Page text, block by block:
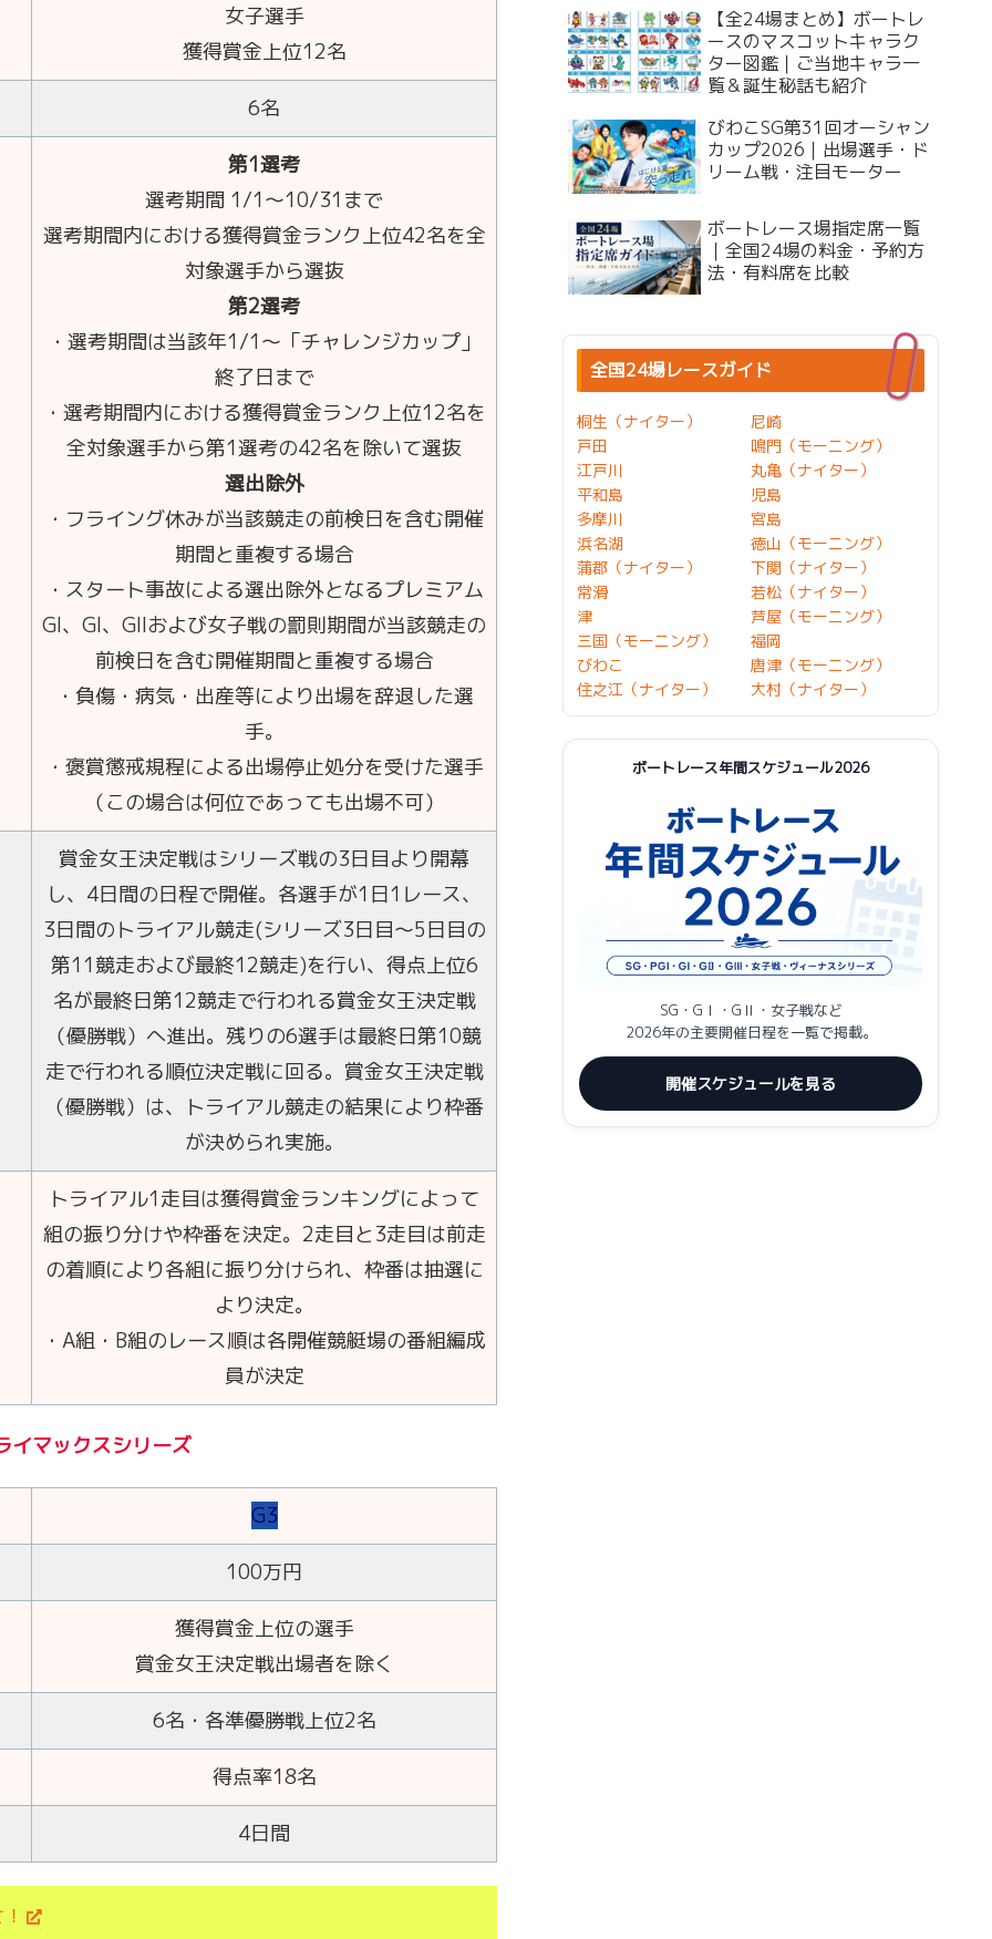
女子選手
獲得賞金上位12名
6名
第1選考
選考期間 1/1～10/31まで
選考期間内における獲得賞金ランク上位42名を全
対象選手から選抜
第2選考
・選考期間は当該年1/1～「チャレンジカップ」
終了日まで
・選考期間内における獲得賞金ランク上位12名を
全対象選手から第1選考の42名を除いて選抜
選出除外
・フライング休みが当該競走の前検日を含む開催
期間と重複する場合
・スタート事故による選出除外となるプレミアム
GI、GI、GIIおよび女子戦の罰則期間が当該競走の
前検日を含む開催期間と重複する場合
・負傷・病気・出産等により出場を辞退した選
手。
・褒賞懲戒規程による出場停止処分を受けた選手
（この場合は何位であっても出場不可）
賞金女王決定戦はシリーズ戦の3日目より開幕
し、4日間の日程で開催。各選手が1日1レース、
3日間のトライアル競走(シリーズ3日目～5日目の
第11競走および最終12競走)を行い、得点上位6
名が最終日第12競走で行われる賞金女王決定戦
（優勝戦）へ進出。残りの6選手は最終日第10競
走で行われる順位決定戦に回る。賞金女王決定戦
（優勝戦）は、トライアル競走の結果により枠番
が決められ実施。
トライアル1走目は獲得賞金ランキングによって
組の振り分けや枠番を決定。2走目と3走目は前走
の着順により各組に振り分けられ、枠番は抽選に
より決定。
・A組・B組のレース順は各開催競艇場の番組編成
員が決定
イマックスシリーズ
G3
100万円
獲得賞金上位の選手
賞金女王決定戦出場者を除く
6名・各準優勝戦上位2名
得点率18名
4日間
【全24場まとめ】ボートレ
ースのマスコットキャラク
ター図鑑｜ご当地キャラ一
覧＆誕生秘話も紹介
びわこSG第31回オーシャン
カップ2026｜出場選手・ド
リーム戦・注目モーター
ボートレース場指定席一覧
｜全国24場の料金・予約方
法・有料席を比較
全国24場レースガイド
桐生（ナイター）
戸田
江戸川
平和島
多摩川
浜名湖
蒲郡（ナイター）
常滑
津
三国（モーニング）
びわこ
住之江（ナイター）
尼崎
鳴門（モーニング）
丸亀（ナイター）
児島
宮島
徳山（モーニング）
下関（ナイター）
若松（ナイター）
芦屋（モーニング）
福岡
唐津（モーニング）
大村（ナイター）
ボートレース年間スケジュール2026
SG・GⅠ・GⅡ・女子戦など
2026年の主要開催日程を一覧で掲載。
開催スケジュールを見る